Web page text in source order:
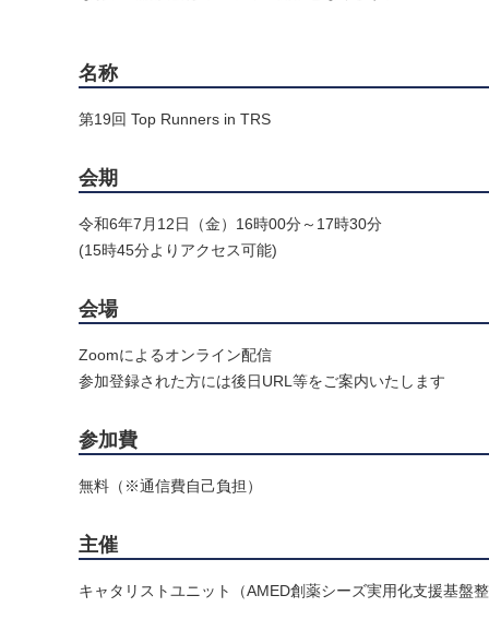
名称
第19回 Top Runners in TRS
会期
令和6年7月12日（金）16時00分～17時30分
(15時45分よりアクセス可能)
会場
Zoomによるオンライン配信
参加登録された方には後日URL等をご案内いたします
参加費
無料（※通信費自己負担）
主催
キャタリストユニット（AMED創薬シーズ実用化支援基盤整